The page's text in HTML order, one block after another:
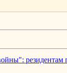
резидентам